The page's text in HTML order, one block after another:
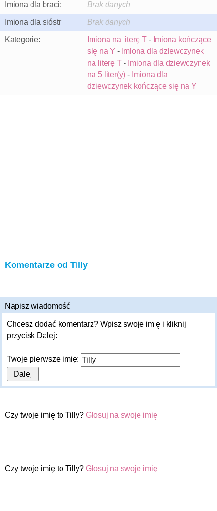
Imiona dla braci: Brak danych
Imiona dla sióstr: Brak danych
Kategorie: Imiona na literę T - Imiona kończące
się na Y - Imiona dla dziewczynek
na literę T - Imiona dla dziewczynek
na 5 liter(y) - Imiona dla
dziewczynek kończące się na Y
Komentarze od Tilly
Napisz wiadomość
Chcesz dodać komentarz? Wpisz swoje imię i kliknij
przycisk Dalej:
Twoje pierwsze imię:
Czy twoje imię to Tilly? Głosuj na swoje imię
Czy twoje imię to Tilly? Głosuj na swoje imię